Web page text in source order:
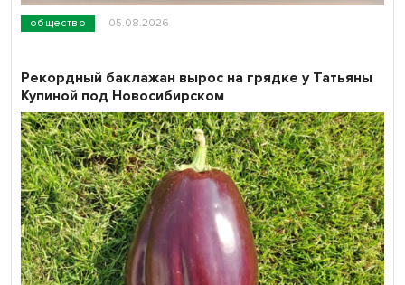
общество 05.08.2026
Рекордный баклажан вырос на грядке у Татьяны
Купиной под Новосибирском